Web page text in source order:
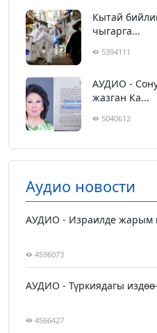
Кытай
чыгарга...
5394111
АУДИО -
жазган Ка...
5040612
Аудио новости
АУДИО - Израилде жарым
4596073
АУДИО - Түркиядагы
4566427